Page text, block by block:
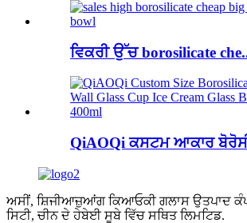
ਵਿਕਰੀ ਉੱਚ borosilicate
QiAOQi ਕਸਟਮ ਆਕਾਰ
ਅਸੀਂ, ਸ਼ਿਜੀਆਜ਼ੁਆਂਗ ਕਿਆਓਕੀ ਗਲਾਸ ਉਤਪਾਦ
ਸਿਟੀ, ਚੀਨ ਦੇ ਹੇਬੇਈ ਸੂਬੇ ਵਿੱਚ ਸਥਿਤ ਲਿਮਟਿਡ.